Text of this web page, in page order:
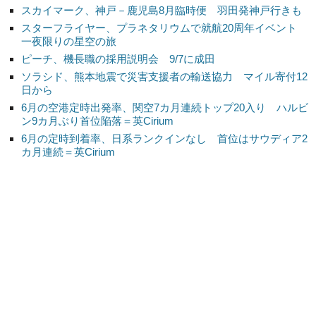
スカイマーク、神戸－鹿児島8月臨時便 羽田発神戸行きも
スターフライヤー、プラネタリウムで就航20周年イベント
一夜限りの星空の旅
ピーチ、機長職の採用説明会 9/7に成田
ソラシド、熊本地震で災害支援者の輸送協力 マイル寄付12
日から
6月の空港定時出発率、関空7カ月連続トップ20入り ハルビ
ン9カ月ぶり首位陥落＝英Cirium
6月の定時到着率、日系ランクインなし 首位はサウディア2
カ月連続＝英Cirium